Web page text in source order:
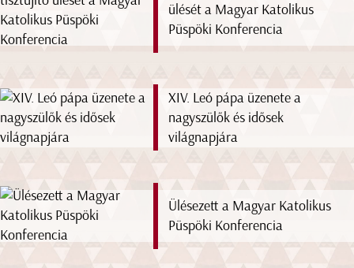
ülését a Magyar Katolikus
Püspöki Konferencia
XIV. Leó pápa üzenete a
nagyszülők és idősek
világnapjára
Ülésezett a Magyar Katolikus
Püspöki Konferencia